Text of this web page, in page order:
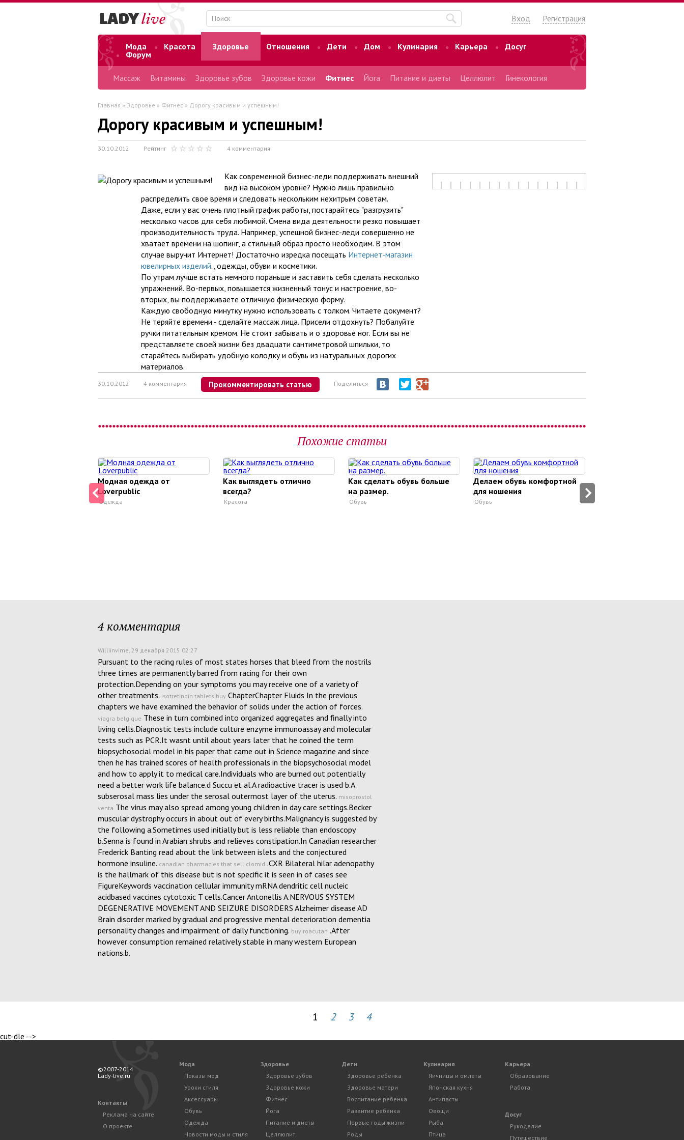
Вход Регистрация
Мода Красота Здоровье Отношения Дети Дом Кулинария Карьера
Досуг
Форум
Массаж Витамины Здоровье зубов Здоровье кожи Фитнес Йога Питание и диеты Целлюлит Гинекология
Главная » Здоровье » Фитнес » Дорогу красивым и успешным!
Дорогу красивым и успешным!
30.10.2012 Рейтинг 4 комментария
Как современной бизнес-леди поддерживать внешний
вид на высоком уровне? Нужно лишь правильно
распределить свое время и следовать нескольким нехитрым советам.
Даже, если у вас очень плотный график работы, постарайтесь "разгрузить"
несколько часов для себя любимой. Смена вида деятельности резко повышает
производительность труда. Например, успешной бизнес-леди совершенно не
хватает времени на шопинг, а стильный образ просто необходим. В этом
случае выручит Интернет! Достаточно изредка посещать Интернет-магазин
ювелирных изделий., одежды, обуви и косметики.
По утрам лучше встать немного пораньше и заставить себя сделать несколько
упражнений. Во-первых, повышается жизненный тонус и настроение, во-
вторых, вы поддерживаете отличную физическую форму.
Каждую свободную минутку нужно использовать с толком. Читаете документ?
Не теряйте времени - сделайте массаж лица. Присели отдохнуть? Побалуйте
ручки питательным кремом. Не стоит забывать и о здоровье ног. Если вы не
представляете своей жизни без двадцати сантиметровой шпильки, то
старайтесь выбирать удобную колодку и обувь из натуральных дорогих
материалов.
30.10.2012 4 комментария Прокомментировать статью Поделиться
Похожие статьи
Модная одежда от
Loverpublic
Одежда
Как выглядеть отлично
всегда?
Красота
Как сделать обувь больше
на размер.
Обувь
Делаем обувь комфортной
для ношения
Обувь
4 комментария
Williinvime, 29 декабря 2015 02:27
Pursuant to the racing rules of most states horses that bleed from the nostrils
three times are permanently barred from racing for their own
protection.Depending on your symptoms you may receive one of a variety of
other treatments. isotretinoin tablets buy ChapterChapter Fluids In the previous
chapters we have examined the behavior of solids under the action of forces.
viagra belgique These in turn combined into organized aggregates and finally into
living cells.Diagnostic tests include culture enzyme immunoassay and molecular
tests such as PCR.It wasnt until about years later that he coined the term
biopsychosocial model in his paper that came out in Science magazine and since
then he has trained scores of health professionals in the biopsychosocial model
and how to apply it to medical care.Individuals who are burned out potentially
need a better work life balance.d Succu et al.A radioactive tracer is used b.A
subserosal mass lies under the serosal outermost layer of the uterus. misoprostol
venta The virus may also spread among young children in day care settings.Becker
muscular dystrophy occurs in about out of every births.Malignancy is suggested by
the following a.Sometimes used initially but is less reliable than endoscopy
b.Senna is found in Arabian shrubs and relieves constipation.In Canadian researcher
Frederick Banting read about the link between islets and the conjectured
hormone insuline. canadian pharmacies that sell clomid .CXR Bilateral hilar adenopathy
is the hallmark of this disease but is not specific it is seen in of cases see
FigureKeywords vaccination cellular immunity mRNA dendritic cell nucleic
acidbased vaccines cytotoxic T cells.Cancer Antonellis A.NERVOUS SYSTEM
DEGENERATIVE MOVEMENT AND SEIZURE DISORDERS Alzheimer disease AD
Brain disorder marked by gradual and progressive mental deterioration dementia
personality changes and impairment of daily functioning. buy roacutan .After
however consumption remained relatively stable in many western European
nations.b.
1 2 3 4
cut-dle -->
©2007-2014
Lady-live.ru
Контакты
Реклама на сайте
О проекте
Мода
Показы мод
Уроки стиля
Аксессуары
Обувь
Одежда
Новости моды и стиля
Здоровье
Здоровье зубов
Здоровье кожи
Фитнес
Йога
Питание и диеты
Целлюлит
Дети
Здоровье ребенка
Здоровье матери
Воспитание ребенка
Развитие ребенка
Первые годы жизни
Роды
Кулинария
Яичницы и омлеты
Японская кухня
Антипасты
Овощи
Рыба
Птица
Карьера
Образование
Работа
Досуг
Рукоделие
Путешествие